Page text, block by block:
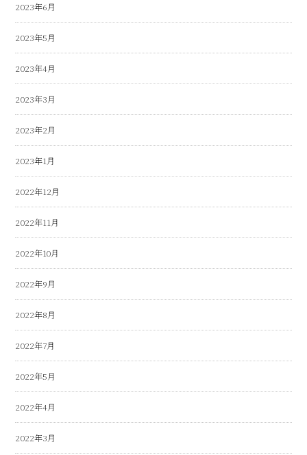
2023年6月
2023年5月
2023年4月
2023年3月
2023年2月
2023年1月
2022年12月
2022年11月
2022年10月
2022年9月
2022年8月
2022年7月
2022年5月
2022年4月
2022年3月